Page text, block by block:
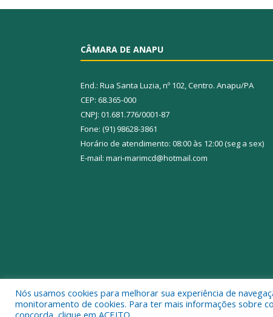
CÂMARA DE ANAPU
End.: Rua Santa Luzia, nº 102, Centro. Anapu/PA
CEP: 68.365-000
CNPJ: 01.681.776/0001-87
Fone: (91) 98628-3861
Horário de atendimento: 08:00 às 12:00 (seg a sex)
E-mail: mari-marimcd@hotmail.com
Todos os direitos reservados a Câmara Municipal
Nós usamos cookies para melhorar sua experiência de
monitoramento de cookies. Para ter mais informações sobre
concorda, clique em ACEITO.